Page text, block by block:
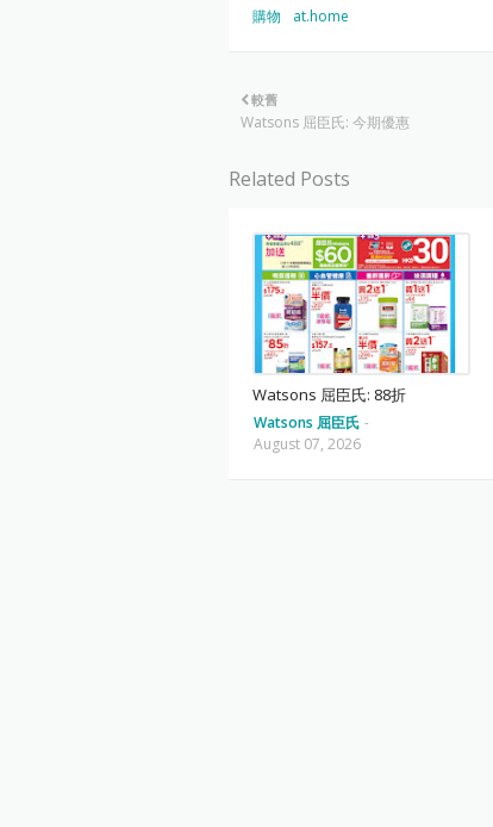
購物 at.home
較舊
Watsons 屈臣氏: 今期優惠
Related Posts
Watsons 屈臣氏: 88折
Watsons 屈臣氏 -
August 07, 2026